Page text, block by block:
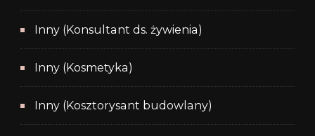
Inny (Konsultant ds. żywienia)
Inny (Kosmetyka)
Inny (Kosztorysant budowlany)